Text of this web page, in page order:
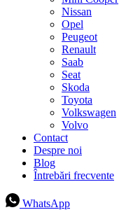
Nissan
Opel
Peugeot
Renault
Saab
Seat
Skoda
Toyota
Volkswagen
Volvo
Contact
Despre noi
Blog
Întrebări frecvente
WhatsApp